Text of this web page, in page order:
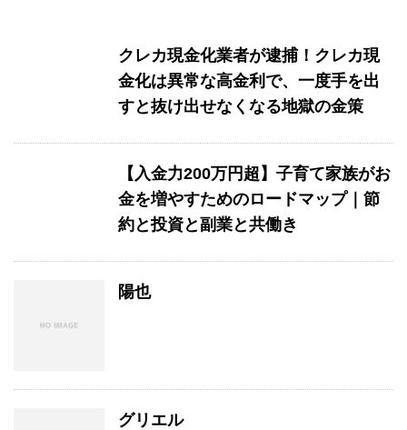
クレカ現金化業者が逮捕！クレカ現
金化は異常な高金利で、一度手を出
すと抜け出せなくなる地獄の金策
【入金力200万円超】子育て家族がお
金を増やすためのロードマップ｜節
約と投資と副業と共働き
陽也
グリエル